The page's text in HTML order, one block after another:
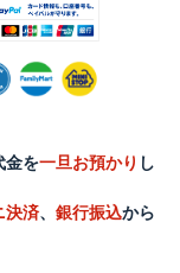
金を一旦お預かり し
決済、 銀行振込から